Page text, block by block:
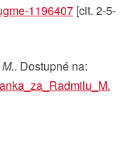
1196407 [cit. 2-5-
. Dostupné na: